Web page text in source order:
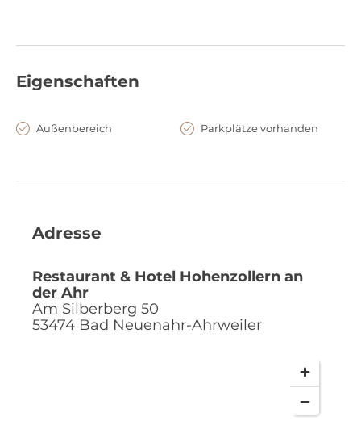
Eigenschaften
Außenbereich Parkplätze vorhanden
Adresse
Restaurant & Hotel Hohenzollern an
der Ahr
Am Silberberg 50
53474 Bad Neuenahr-Ahrweiler